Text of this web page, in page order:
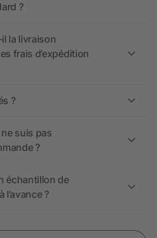
?
la livraison
frais d’expédition
?
suis pas
?
échantillon de
l’avance ?